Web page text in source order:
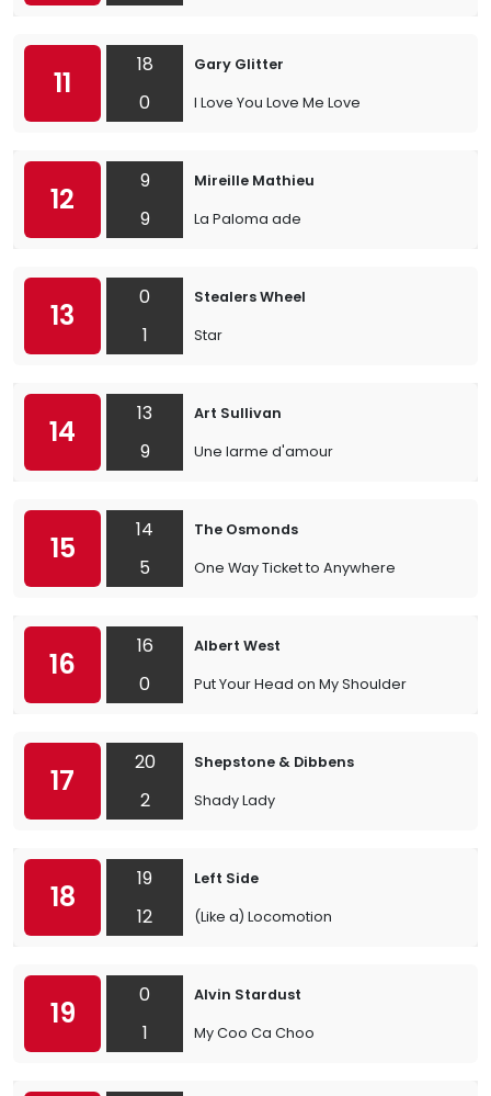
11
18
0
Gary Glitter
I Love You Love Me Love
12
9
9
Mireille Mathieu
La Paloma ade
13
0
1
Stealers Wheel
Star
14
13
9
Art Sullivan
Une larme d'amour
15
14
5
The Osmonds
One Way Ticket to Anywhere
16
16
0
Albert West
Put Your Head on My Shoulder
17
20
2
Shepstone & Dibbens
Shady Lady
18
19
12
Left Side
(Like a) Locomotion
19
0
1
Alvin Stardust
My Coo Ca Choo